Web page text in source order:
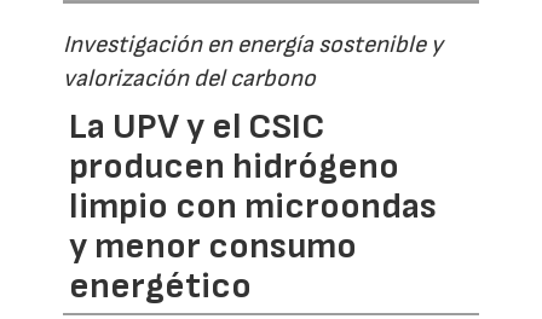
Investigación en energía sostenible y
valorización del carbono
La UPV y el CSIC
producen hidrógeno
limpio con microondas
y menor consumo
energético